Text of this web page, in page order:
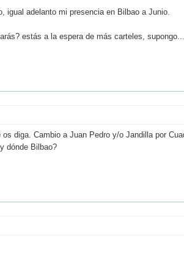
igual adelanto mi presencia en Bilbao a Junio.
estás a la espera de más carteles, supongo...
os diga. Cambio a Juan Pedro y/o Jandilla por
dónde Bilbao?